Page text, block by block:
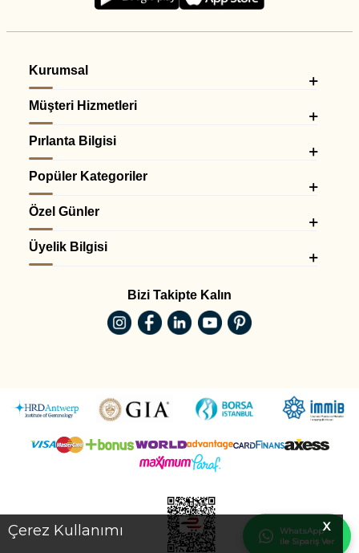
X
Çerez Kullanımı
WhatsApp
ile Sipariş Ver
Kurumsal
Müşteri Hizmetleri
Pırlanta Bilgisi
Popüler Kategoriler
Özel Günler
Üyelik Bilgisi
Bizi Takipte Kalın